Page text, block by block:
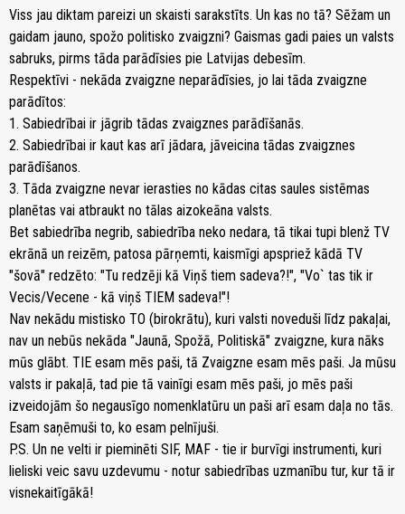
Viss jau diktam pareizi un skaisti sarakstīts. Un kas no tā? Sēžam un
gaidam jauno, spožo politisko zvaigzni? Gaismas gadi paies un valsts
sabruks, pirms tāda parādīsies pie Latvijas debesīm.
Respektīvi - nekāda zvaigzne neparādīsies, jo lai tāda zvaigzne
parādītos:
1. Sabiedrībai ir jāgrib tādas zvaigznes parādīšanās.
2. Sabiedrībai ir kaut kas arī jādara, jāveicina tādas zvaigznes
parādīšanos.
3. Tāda zvaigzne nevar ierasties no kādas citas saules sistēmas
planētas vai atbraukt no tālas aizokeāna valsts.
Bet sabiedrība negrib, sabiedrība neko nedara, tā tikai tupi blenž TV
ekrānā un reizēm, patosa pārņemti, kaismīgi apspriež kādā TV
"šovā" redzēto: "Tu redzēji kā Viņš tiem sadeva?!", "Vo` tas tik ir
Vecis/Vecene - kā viņš TIEM sadeva!"!
Nav nekādu mistisko TO (birokrātu), kuri valsti noveduši līdz pakaļai,
nav un nebūs nekāda "Jaunā, Spožā, Politiskā" zvaigzne, kura nāks
mūs glābt. TIE esam mēs paši, tā Zvaigzne esam mēs paši. Ja mūsu
valsts ir pakaļā, tad pie tā vainīgi esam mēs paši, jo mēs paši
izveidojām šo negausīgo nomenklatūru un paši arī esam daļa no tās.
Esam saņēmuši to, ko esam pelnījuši.
P.S. Un ne velti ir pieminēti SIF, MAF - tie ir burvīgi instrumenti, kuri
lieliski veic savu uzdevumu - notur sabiedrības uzmanību tur, kur tā ir
visnekaitīgākā!